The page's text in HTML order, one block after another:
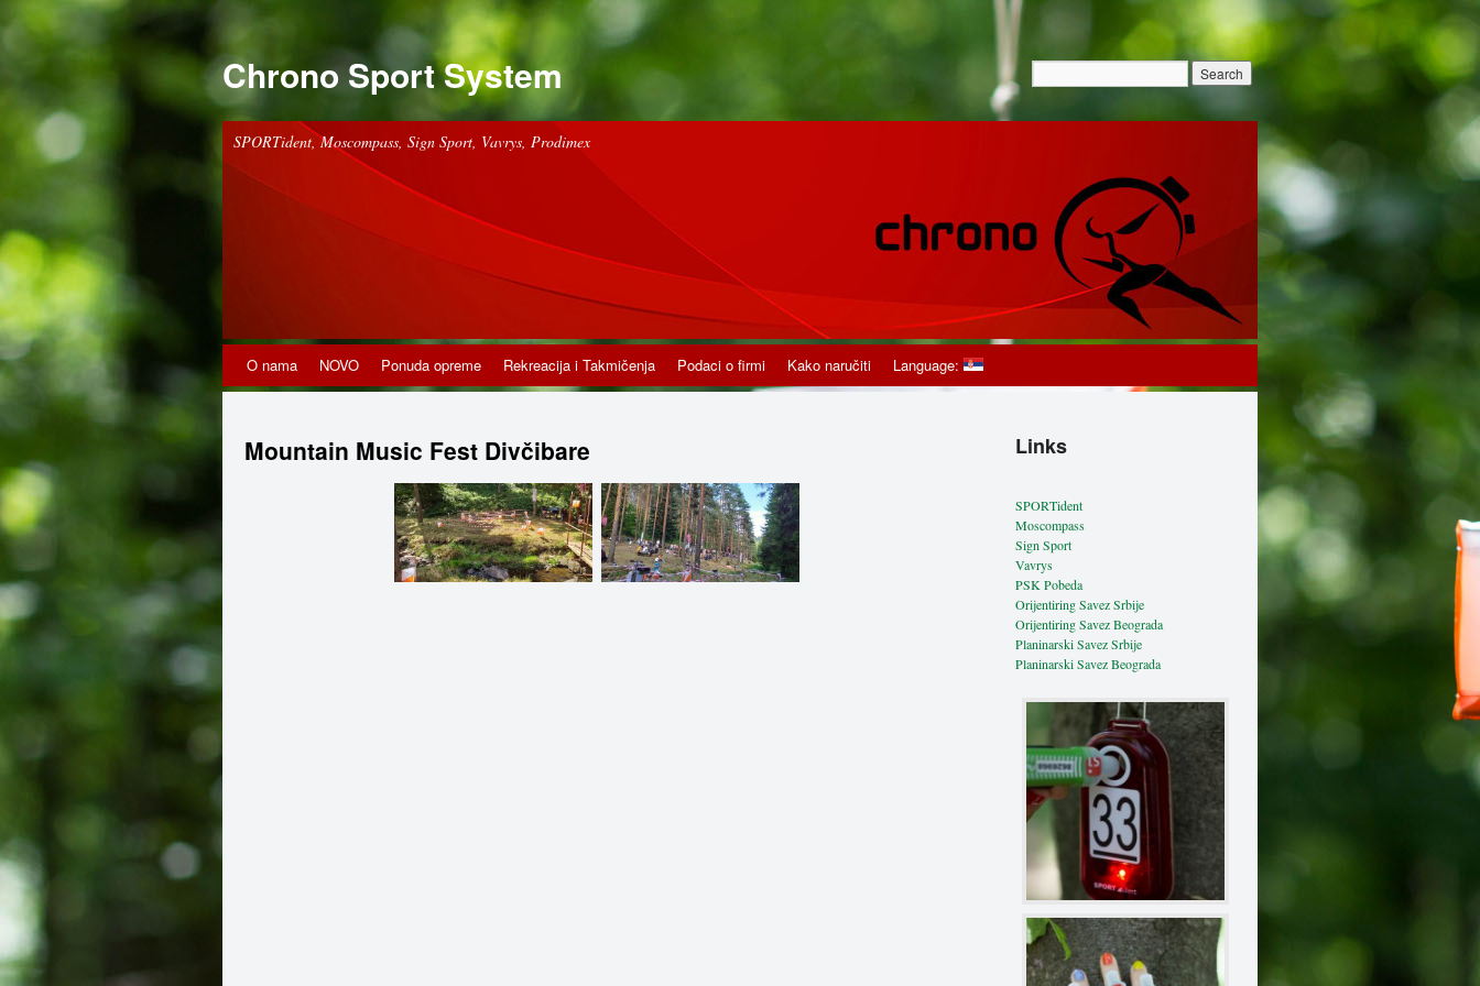
Chrono Sport System
SPORTident, Moscompass, Sign Sport, Vavrys, Prodimex
O nama NOVO Ponuda opreme Rekreacija i Takmičenja Podaci o firmi Kako naručiti Language:
Mountain Music Fest Divčibare Links
SPORTident
Moscompass
Sign Sport
Vavrys
PSK Pobeda
Orijentiring Savez Srbije
Orijentiring Savez Beograda
Planinarski Savez Srbije
Planinarski Savez Beograda